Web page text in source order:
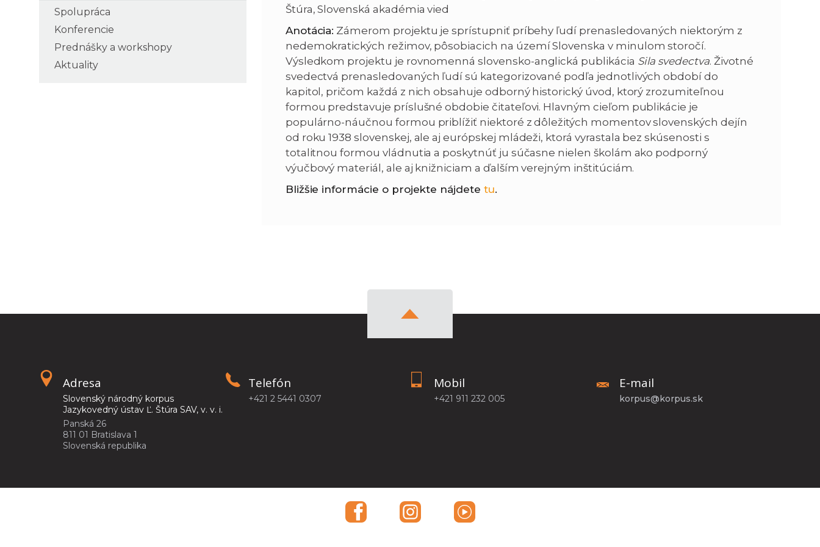
n
i
e
e
x
t
Spolupráca
Konferencie
Prednášky a workshopy
Aktuality
Štúra, Slovenská akadémia vied
Anotácia: Zámerom projektu je sprístupniť príbehy ľudí prenasledovaných niektorým z
nedemokratických režimov, pôsobiacich na území Slovenska v minulom storočí.
Výsledkom projektu je rovnomenná slovensko-anglická publikácia Sila svedectva. Životné
svedectvá prenasledovaných ľudí sú kategorizované podľa jednotlivých období do
kapitol, pričom každá z nich obsahuje odborný historický úvod, ktorý zrozumiteľnou
formou predstavuje príslušné obdobie čitateľovi. Hlavným cieľom publikácie je
populárno-náučnou formou priblížiť niektoré z dôležitých momentov slovenských dejín
od roku 1938 slovenskej, ale aj európskej mládeži, ktorá vyrastala bez skúsenosti s
totalitnou formou vládnutia a poskytnúť ju súčasne nielen školám ako podporný
výučbový materiál, ale aj knižniciam a ďalším verejným inštitúciám.
Bližšie informácie o projekte nájdete tu.
Adresa
Slovenský národný korpus
Jazykovedný ústav Ľ. Štúra SAV, v. v. i.
Panská 26
811 01 Bratislava 1
Slovenská republika
Telefón
+421 2 5441 0307
Mobil
+421 911 232 005
E-mail
korpus@korpus.sk